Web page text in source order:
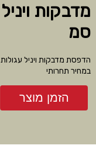
סמ
במחיר תחרותי
הזמן מוצר